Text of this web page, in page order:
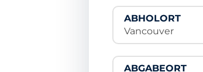
ABHOLORT
Vancouver
ABGABEORT